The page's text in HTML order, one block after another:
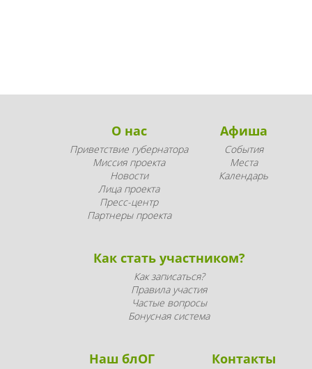
О нас
Приветствие губернатора
Миссия проекта
Новости
Лица проекта
Пресс-центр
Партнеры проекта
Афиша
События
Места
Календарь
Как стать участником?
Как записаться?
Правила участия
Частые вопросы
Бонусная система
Наш блОГ Контакты